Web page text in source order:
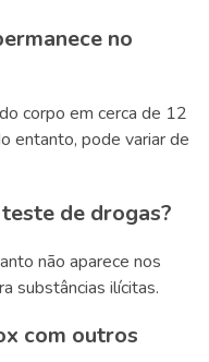
no
corpo em cerca de 12
entanto, pode variar de
de drogas?
não aparece nos
substâncias ilícitas.
com outros